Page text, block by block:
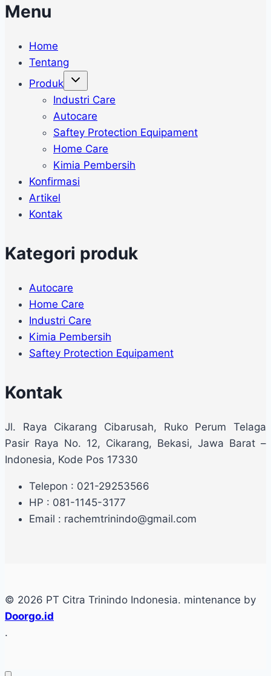
Menu
Home
Tentang
Produk
Toggle
menu
Industri Care
Autocare
Saftey Protection Equipament
Home Care
Kimia Pembersih
Konfirmasi
Artikel
Kontak
Kategori produk
Autocare
Home Care
Industri Care
Kimia Pembersih
Saftey Protection Equipament
Kontak
Jl. Raya Cikarang Cibarusah, Ruko Perum Telaga
Pasir Raya No. 12, Cikarang, Bekasi, Jawa Barat –
Indonesia, Kode Pos 17330
Telepon : 021-29253566
HP : 081-1145-3177
Email : rachemtrinindo@gmail.com
© 2026 PT Citra Trinindo Indonesia. mintenance by
Doorgo.id
.